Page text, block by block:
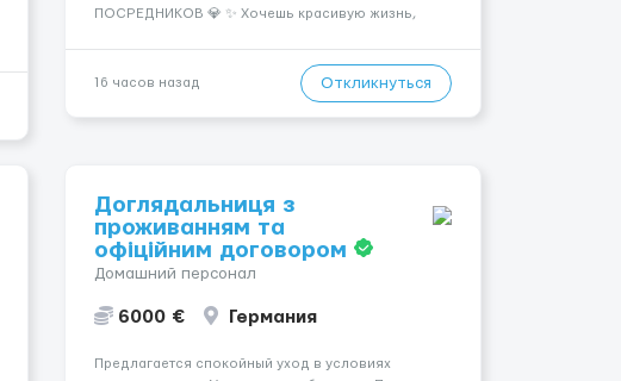
ПОСРЕДНИКОВ 💎 ✨ Хочешь красивую жизнь,
— Опытная команда с годами практики —
Стабильный поток клиентов (без ...
16 часов назад Откликнуться
Доглядальниця з
проживанням та
офіційним договором
Домашний персонал
6000 € Германия
Предлагается спокойный уход в условиях